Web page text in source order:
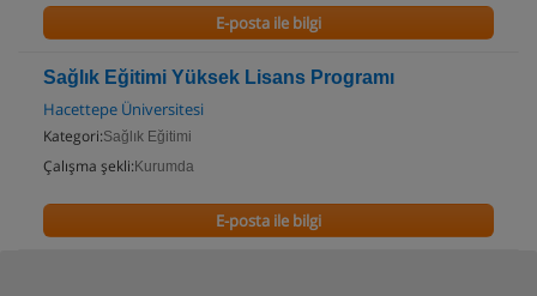
E-posta ile bilgi
Sağlık Eğitimi Yüksek Lisans Programı
Hacettepe Üniversitesi
Kategori:Sağlık Eğitimi
Çalışma şekli: Kurumda
E-posta ile bilgi